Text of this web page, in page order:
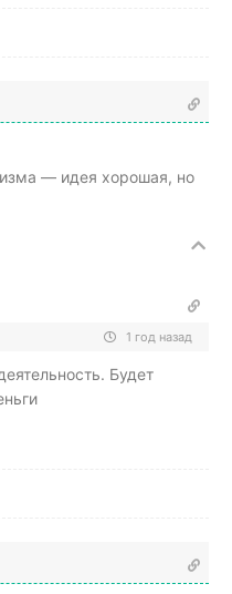
— идея хорошая, но
1 год назад
Будет